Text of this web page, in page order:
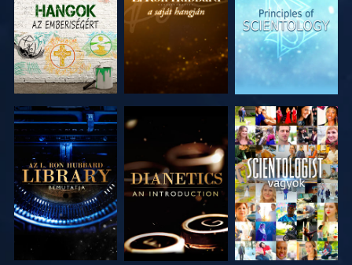
A SOROZAT
RÉSZEI
A SOROZAT
RÉSZEI
MŰSORNÉZÉS